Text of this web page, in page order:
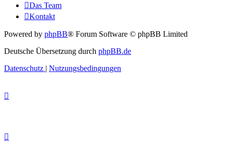
Das Team
Kontakt
Powered by phpBB® Forum Software © phpBB Limited
Deutsche Übersetzung durch phpBB.de
Datenschutz | Nutzungsbedingungen